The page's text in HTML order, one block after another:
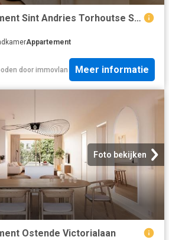
à vendre Appartement Sint Andries Torhoutse Steenweg
Appartement
door immovlan Meer informatie
Foto bekijken
Ostende Victorialaan